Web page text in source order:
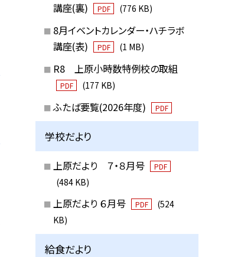
講座(裏)
PDF (776 KB)
8月イベントカレンダー・ハチラボ
講座(表)
PDF (1 MB)
R8 上原小時数特例校の取組
PDF (177 KB)
ふたば要覧(2026年度) PDF
学校だより
上原だより ７・８月号 PDF
(484 KB)
上原だより ６月号 PDF
(524
KB)
給食だより